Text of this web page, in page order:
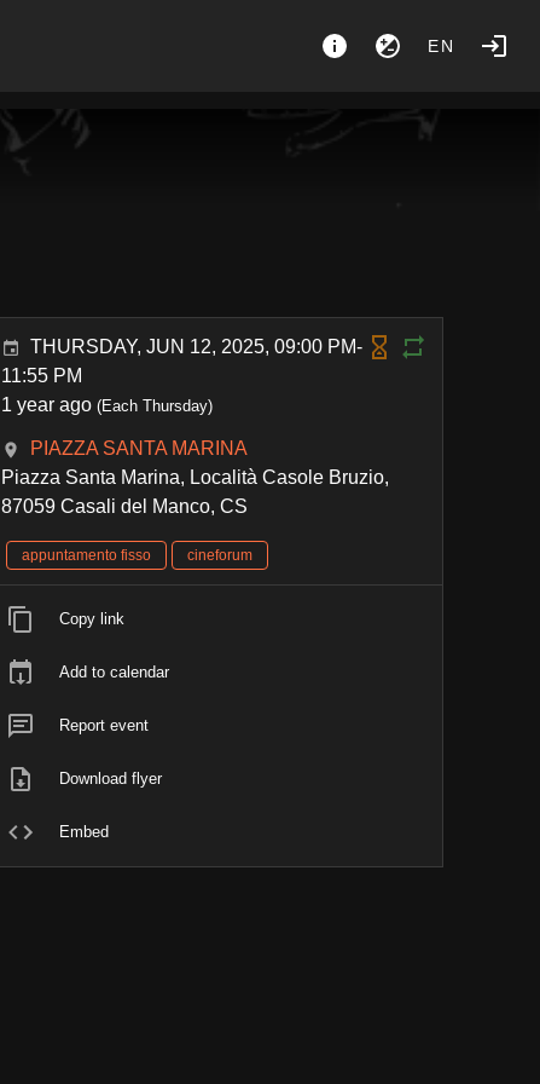
EN
THURSDAY, JUN 12, 2025, 09:00 PM-
11:55 PM
1 year ago (Each Thursday)
PIAZZA SANTA MARINA
Piazza Santa Marina, Località Casole Bruzio,
87059 Casali del Manco, CS
appuntamento fisso cineforum
Copy link
Add to calendar
Report event
Download flyer
Embed